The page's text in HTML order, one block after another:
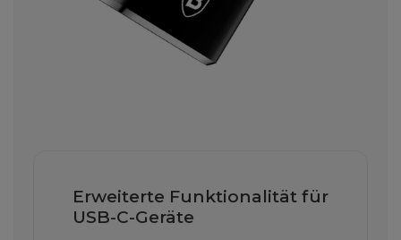
Erweiterte Funktionalität für
USB-C-Geräte